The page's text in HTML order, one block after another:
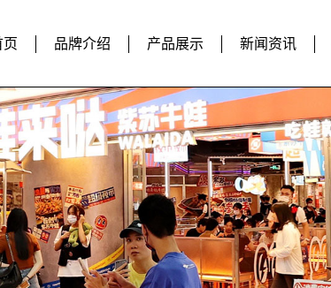
页 品牌介绍 产品展示 新闻资讯